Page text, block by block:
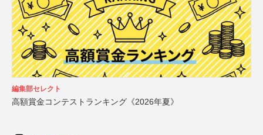
編集部セレクト
高額賞金コンテストランキング《2026年夏》